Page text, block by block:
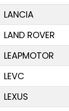
LANCIA
LAND ROVER
LEAPMOTOR
LEVC
LEXUS